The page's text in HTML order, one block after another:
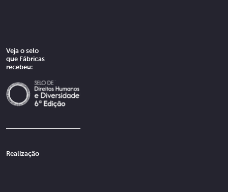
Veja o selo
que Fábricas
recebeu:
Realização